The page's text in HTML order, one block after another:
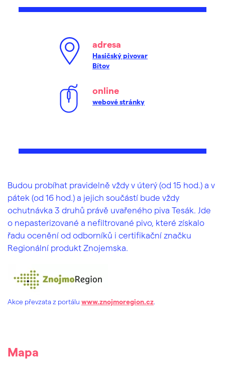
adresa
Hasičský pivovar
Bítov
online
webové stránky
Budou probíhat pravidelně vždy v úterý (od 15 hod.) a v
pátek (od 16 hod.) a jejich součástí bude vždy
ochutnávka 3 druhů právě uvařeného piva Tesák. Jde
o nepasterizované a nefiltrované pivo, které získalo
řadu ocenění od odborníků i certifikační značku
Regionální produkt Znojemska.
Akce převzata z portálu www.znojmoregion.cz.
Mapa